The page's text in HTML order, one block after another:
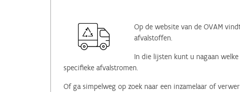
Op de website van de OVAM
afvalstoffen.
In die lijsten kunt u nagaan
specifieke afvalstromen.
Of ga simpelweg op zoek naar een inzamelaar of